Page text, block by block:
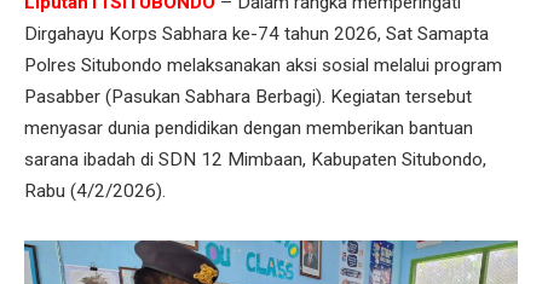
Dirgahayu Korps Sabhara ke-74 tahun 2026, Sat Samapta
Polres Situbondo melaksanakan aksi sosial melalui program
Pasabber (Pasukan Sabhara Berbagi). Kegiatan tersebut
menyasar dunia pendidikan dengan memberikan bantuan
sarana ibadah di SDN 12 Mimbaan, Kabupaten Situbondo,
Rabu (4/2/2026).